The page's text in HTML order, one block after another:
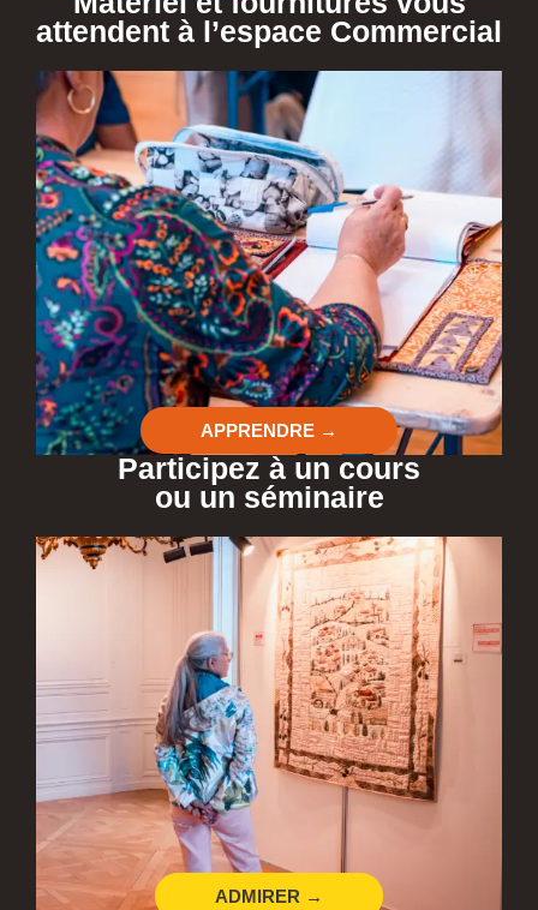
attendent à l’espace Commercial
APPRENDRE →
Participez à un cours
ou un séminaire
ADMIRER →